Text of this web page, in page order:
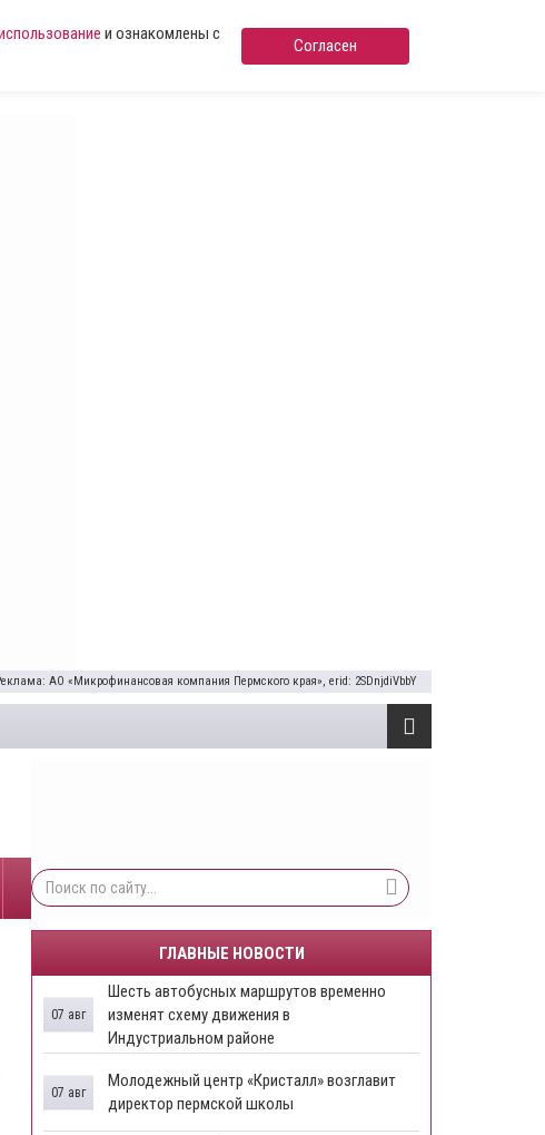
и ознакомлены с
Согласен
АО «Микрофинансовая компания Пермского края», erid: 2SDnjdiVbbY
ГЛАВНЫЕ НОВОСТИ
Шесть автобусных маршрутов временно
изменят схему движения в
Индустриальном районе
07 авг
Молодежный центр «Кристалл» возглавит
директор пермской школы
07 авг